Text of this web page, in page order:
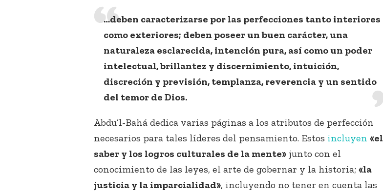
…deben caracterizarse por las perfecciones tanto interiores
como exteriores; deben poseer un buen carácter, una
naturaleza esclarecida, intención pura, así como un poder
intelectual, brillantez y discernimiento, intuición,
discreción y previsión, templanza, reverencia y un sentido
del temor de Dios.
Abdu’l-Bahá dedica varias páginas a los atributos de perfección
necesarios para tales líderes del pensamiento. Estos incluyen «el
saber y los logros culturales de la mente» junto con el
conocimiento de las leyes, el arte de gobernar y la historia; «la
justicia y la imparcialidad», incluyendo no tener en cuenta las